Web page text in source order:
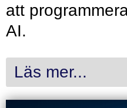
att
AI.
Läs mer...